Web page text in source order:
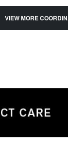
VIEW MORE